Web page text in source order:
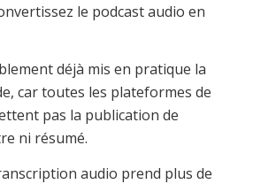
le podcast audio en
déjà mis en pratique la
car toutes les plateformes de
pas la publication de
ni résumé.
audio prend plus de